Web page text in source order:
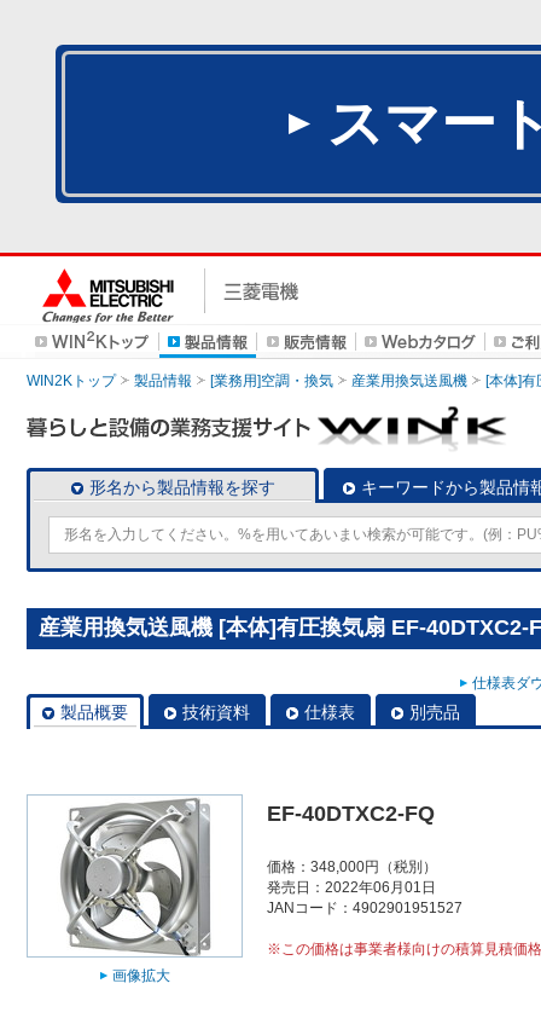
スマー
WIN2Kトップ 製品情報 [業務用]空調・換気 産業用換気送風機 [本体]有
形名から製品情報を探す キーワードから製品情
産業用換気送風機 [本体]有圧換気扇 EF-40DTXC2-
仕様表ダ
製品概要 技術資料 仕様表 別売品
画像拡大
EF-40DTXC2-FQ
価格：348,000円（税別）
発売日：2022年06月01日
JANコード：4902901951527
※この価格は事業者様向けの積算見積価